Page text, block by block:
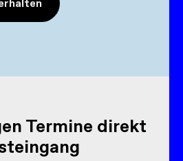
Termine direkt